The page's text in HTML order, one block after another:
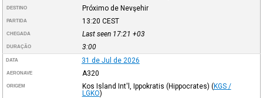
DESTINO Próximo de Nevşehir
PARTIDA 13:20 CEST
CHEGADA Last seen 17:21 +03
DURAÇÃO 3:00
DATA 31 de Jul de 2026
AERONAVE A320
ORIGEM Kos Island Int'l, Ippokratis (Hippocrates) (KGS /
LGKO)